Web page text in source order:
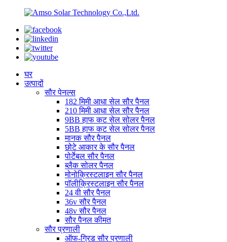
घर
उत्पादों
सौर पेनल्स
182 मिमी आधा सेल सौर पैनल
210 मिमी आधा सेल सौर पैनल
9BB हाफ कट सेल सोलर पैनल
5BB हाफ कट सेल सोलर पैनल
मानक सौर पैनल
छोटे आकार के सौर पैनल
पोर्टेबल सौर पैनल
ब्लैक सोलर पैनल
मोनोक्रिस्टलाइन सौर पैनल
पॉलीक्रिस्टलाइन सौर पैनल
24 वी सौर पैनल
36v सौर पैनल
48v सौर पैनल
सौर पैनल कीमत
सौर प्रणाली
ऑफ-ग्रिड सौर प्रणाली